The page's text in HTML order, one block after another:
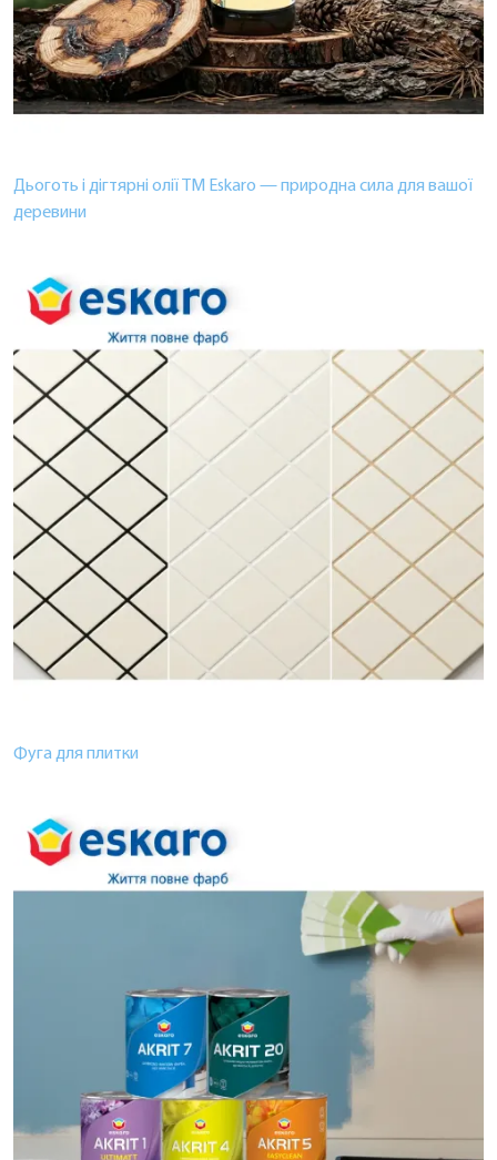
Дьоготь і дігтярні олії ТМ Eskaro — природна сила для вашої
деревини
Фуга для плитки